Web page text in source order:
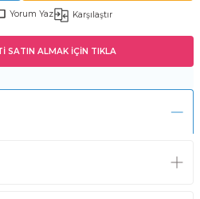
Yorum Yaz Karşılaştır
SATIN ALMAK İÇİN TIKLA